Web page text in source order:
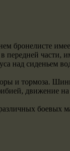
бронелисте
передней части,
над сиденьем
и тормоза.
движение
боевых